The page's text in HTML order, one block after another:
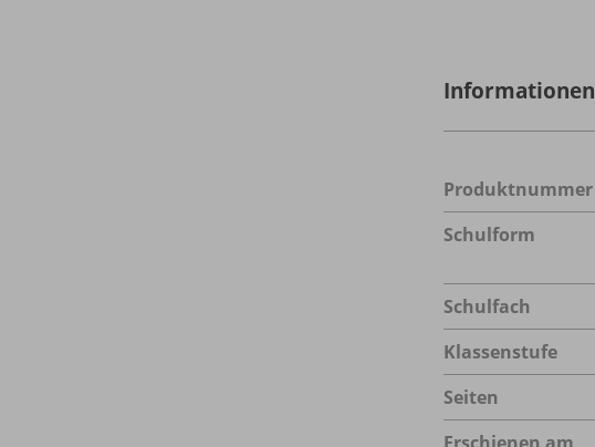
Informationen
Produktnummer
Schulform
Schulfach
Klassenstufe
Seiten